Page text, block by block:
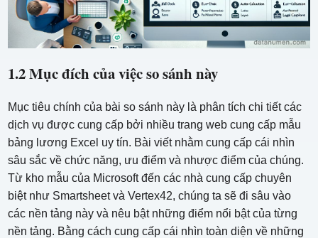
1.2 Mục đích của việc so sánh này
Mục tiêu chính của bài so sánh này là phân tích chi tiết các
dịch vụ được cung cấp bởi nhiều trang web cung cấp mẫu
bảng lương Excel uy tín. Bài viết nhằm cung cấp cái nhìn
sâu sắc về chức năng, ưu điểm và nhược điểm của chúng.
Từ kho mẫu của Microsoft đến các nhà cung cấp chuyên
biệt như Smartsheet và Vertex42, chúng ta sẽ đi sâu vào
các nền tảng này và nêu bật những điểm nổi bật của từng
nền tảng. Bằng cách cung cấp cái nhìn toàn diện về những